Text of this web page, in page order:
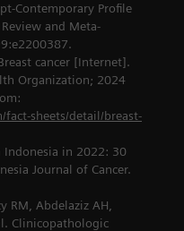
Contemporary Profile
and Meta-
cancer [Internet].
Organization; 2024
sheets/detail/breast-
Indonesia in 2022: 30
Journal of Cancer.
RM, Abdelaziz AH,
Clinicopathologic